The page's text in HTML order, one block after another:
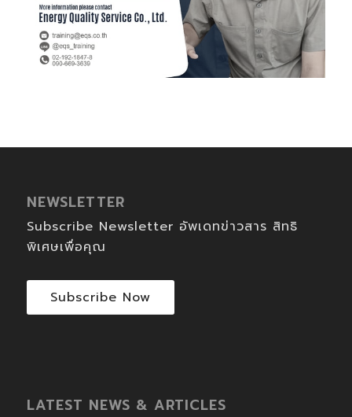
NEWSLETTER
Subscribe Newsletter อัพเดทข่าวสาร สิทธิ
พิเศษเพื่อคุณ
Subscribe Now
LATEST NEWS & ARTICLES